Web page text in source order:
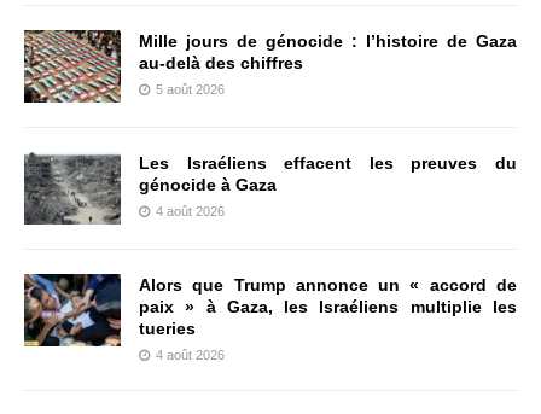
Mille jours de génocide : l’histoire de Gaza
au-delà des chiffres
5 août 2026
Les Israéliens effacent les preuves du
génocide à Gaza
4 août 2026
Alors que Trump annonce un « accord de
paix » à Gaza, les Israéliens multiplie les
tueries
4 août 2026